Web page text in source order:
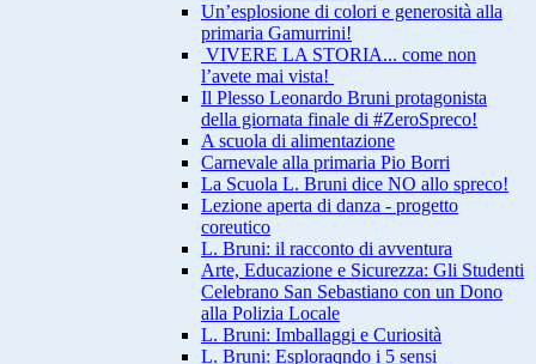
Un’esplosione di colori e generosità alla
primaria Gamurrini!
VIVERE LA STORIA... come non
l’avete mai vista!
Il Plesso Leonardo Bruni protagonista
della giornata finale di #ZeroSpreco!
A scuola di alimentazione
Carnevale alla primaria Pio Borri
La Scuola L. Bruni dice NO allo spreco!
Lezione aperta di danza - progetto
coreutico
L. Bruni: il racconto di avventura
Arte, Educazione e Sicurezza: Gli Studenti
Celebrano San Sebastiano con un Dono
alla Polizia Locale
L. Bruni: Imballaggi e Curiosità
L. Bruni: Esploraqndo i 5 sensi